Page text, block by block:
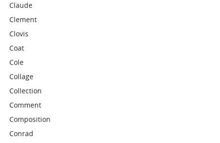
Claude
Clement
Clovis
Coat
Cole
Collage
Collection
Comment
Composition
Conrad